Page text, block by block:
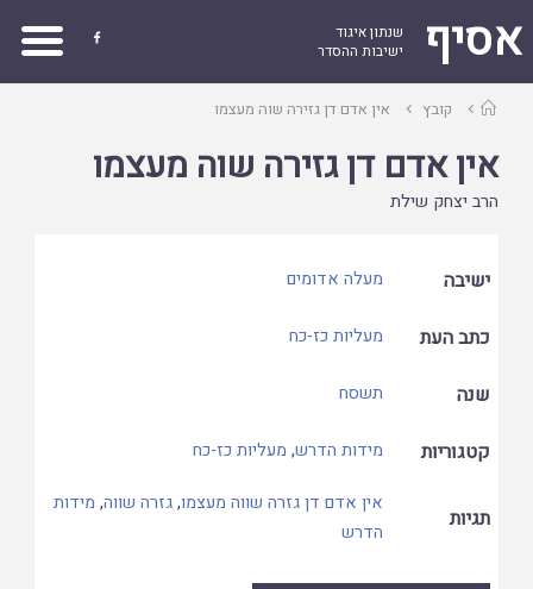
אסיף
שנתון איגוד
ישיבות ההסדר

עמודקובץ אין אדם דן גזירה שוה מעצמו
אין אדם דן גזירה שוה מעצמו
הרב יצחק שילת
ישיבה מעלה אדומים
כתב העת מעליות כז-כח
שנה תשסח
קטגוריות מידות הדרש, מעליות כז-כח
תגיות
אין אדם דן גזרה שווה מעצמו,גזרה שווה, מידות
הדרש